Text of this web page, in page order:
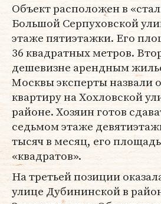
Объект расположен в
Большой Серпуховской
этаже пятиэтажки. Его
36 квадратных метров.
дешевизне арендным
Москвы эксперты назвали
квартиру на Хохловской
районе. Хозяин готов
седьмом этаже
тысяч в месяц, его
«квадратов».
На третьей позиции
улице Дубининской в